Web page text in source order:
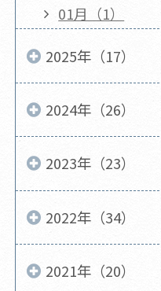
01月（1）
2025年（17）
2024年（26）
2023年（23）
2022年（34）
2021年（20）